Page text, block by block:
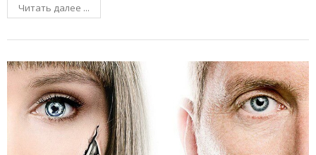
Читать далее ...